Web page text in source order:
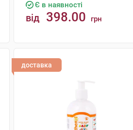
Є в наявності
від 398.00 грн
доставка